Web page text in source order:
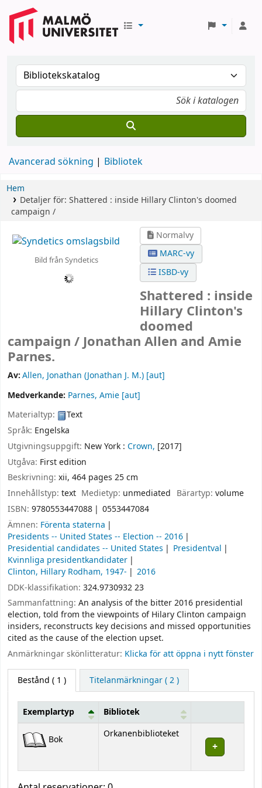
Avancerad sökning Bibliotek
Hem
Detaljer för: Shattered : inside Hillary Clinton's doomed
campaign /
Bild från Syndetics
Normalvy
MARC-vy
ISBD-vy
Shattered : inside
Hillary Clinton's
doomed
campaign / Jonathan Allen and Amie
Parnes.
Av:Allen, Jonathan (Jonathan J. M.) [aut]
Medverkande: Parnes, Amie [aut]
Materialtyp:
Text
Språk: Engelska
Utgivningsuppgift: New York : Crown, [2017]
Utgåva: First edition
Beskrivning: xii, 464 pages 25 cm
Innehållstyp: text Medietyp: unmediated Bärartyp: volume
ISBN: 9780553447088
0553447084
Ämnen: Förenta staterna
Presidents -- United States -- Election -- 2016
Presidential candidates -- United States
Presidentval
Kvinnliga presidentkandidater
Clinton, Hillary Rodham, 1947-
2016
DDK-klassifikation: 324.9730932 23
Sammanfattning: An analysis of the bitter 2016 presidential
election, told from the viewpoints of Hilary Clinton campaign
insiders, reconstructs key decisions and missed opportunities
cited as the cause of the election upset.
Anmärkningar skönlitteratur: Klicka för att öppna i nytt fönster
Bestånd ( 1 ) Titelanmärkningar ( 2 )
Bestånd
Exemplartyp Bibliotek
Bok Orkanenbiblioteket